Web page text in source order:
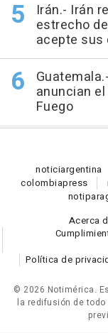
Irán.- Irán
estrecho
acepte sus
anuncian
Fuego
noticiargentina
colombiapress
noti
Acerca
Política de
© 2026 Notimérica.
la redifusión de